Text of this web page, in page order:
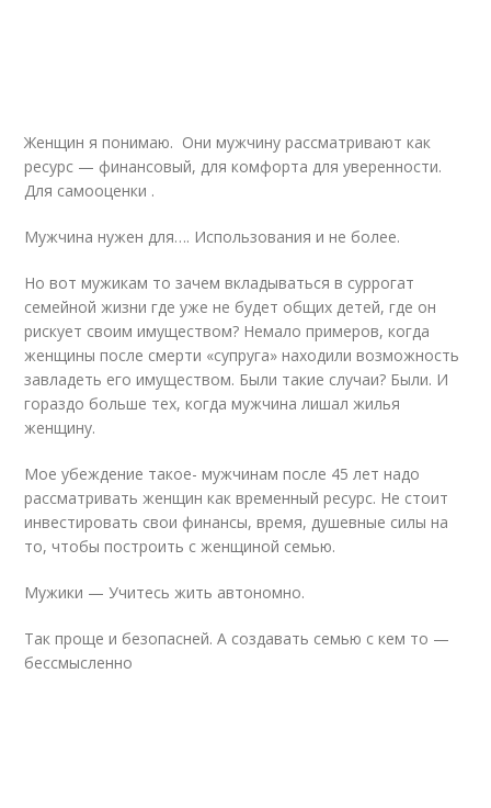
Женщин я понимаю. Они мужчину рассматривают как
ресурс — финансовый, для комфорта для уверенности.
Для самооценки .
Мужчина нужен для…. Использования и не более.
Но вот мужикам то зачем вкладываться в суррогат
семейной жизни где уже не будет общих детей, где он
рискует своим имуществом? Немало примеров, когда
женщины после смерти «супруга» находили возможность
завладеть его имуществом. Были такие случаи? Были. И
гораздо больше тех, когда мужчина лишал жилья
женщину.
Мое убеждение такое- мужчинам после 45 лет надо
рассматривать женщин как временный ресурс. Не стоит
инвестировать свои финансы, время, душевные силы на
то, чтобы построить с женщиной семью.
Мужики — Учитесь жить автономно.
Так проще и безопасней. А создавать семью с кем то —
бессмысленно